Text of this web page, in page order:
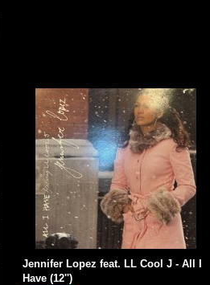
Jennifer Lopez feat. LL Cool J - All I
Have (12'')